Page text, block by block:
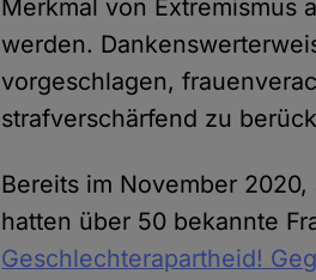
Merkmal von Extremismus
werden.
vorgeschlagen,
strafverschärfend zu
Bereits im November
hatten über 50 bekannte
Geschlechterapartheid!